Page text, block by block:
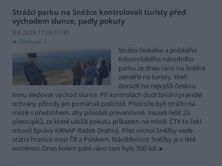
Strážci parku na Sněžce kontrolovali turisty před
východem slunce, padly pokuty
9.8.2026 17:06 (ČTK)
Diskuse: 1
Strážci českého a polského
Krkonošského národního
parku se dnes ráno na Sněžce
zaměřili na turisty, kteří
dorazili na nejvyšší českou
horu sledovat východ slunce. Při kontrolách dodržování pravidel
ochrany přírody jim pomáhali policisté. Přestože byli strážci na
místě s předstihem, aby působili preventivně, museli řešit 23
přestupků, za které uložili pokutu příkazem na místě. ČTK to řekl
mluvčí Správy KRNAP Radek Drahný. Přes vrchol Sněžky vede
státní hranice mezi ČR a Polskem. Návštěvnost Sněžky je v létě
extrémní. Dnes kolem páté ráno tam bylo 500 lidí.